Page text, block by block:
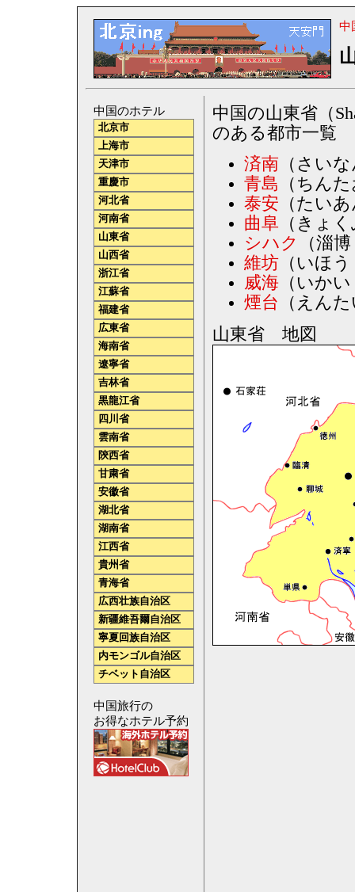
中
中国の山東省（
のある都市一覧
済南 （さい
青島 （ちん
泰安 （たい
曲阜 （きょ
シハク
（淄
維坊（いほう
威海（いかい
煙台 （えん
山東省 地図
中国のホテル
北京市
上海市
天津市
重慶市
河北省
河南省
山東省
山西省
浙江省
江蘇省
福建省
広東省
海南省
遼寧省
吉林省
黒龍江省
四川省
雲南省
陝西省
甘粛省
安徽省
湖北省
湖南省
江西省
貴州省
青海省
広西壮族自治区
新疆維吾爾自治区
寧夏回族自治区
内モンゴル自治区
チベット自治区
中国旅行の
お得なホテル予約